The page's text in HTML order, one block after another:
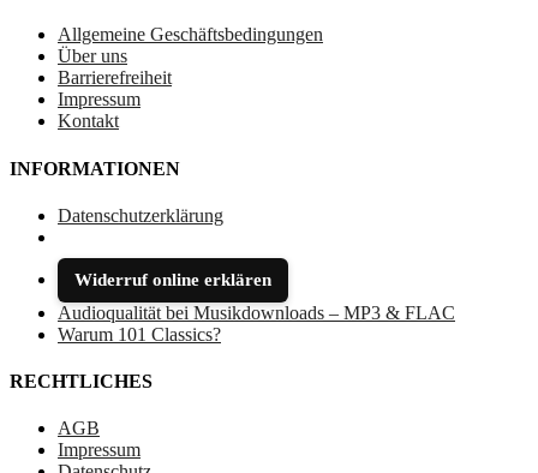
Allgemeine Geschäftsbedingungen
Über uns
Barrierefreiheit
Impressum
Kontakt
INFORMATIONEN
Datenschutzerklärung
Widerruf online erklären
Audioqualität bei Musikdownloads – MP3 & FLAC
Warum 101 Classics?
RECHTLICHES
AGB
Impressum